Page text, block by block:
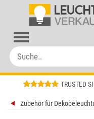
TRUSTED
Zubehör für